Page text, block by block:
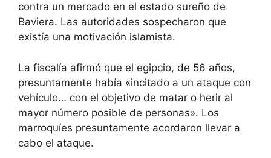
contra un mercado en el estado sureño de
Baviera. Las autoridades sospecharon que
existía una motivación islamista.
La fiscalía afirmó que el egipcio, de 56 años,
presuntamente había «incitado a un ataque con
vehículo… con el objetivo de matar o herir al
mayor número posible de personas». Los
marroquíes presuntamente acordaron llevar a
cabo el ataque.